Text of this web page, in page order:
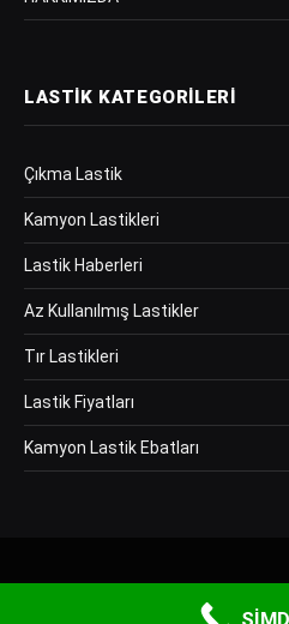
LASTIK KATEGORILERI
Çıkma Lastik
Kamyon Lastikleri
Lastik Haberleri
Az Kullanılmış Lastikler
Tır Lastikleri
Lastik Fiyatları
Kamyon Lastik Ebatları